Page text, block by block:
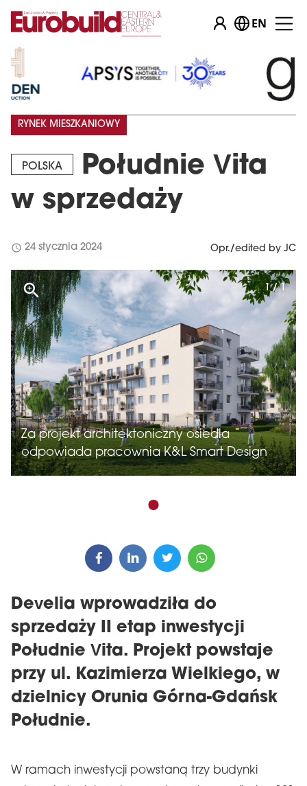
EN
POLSKA
Południe Vita
w sprzedaży
RYNEK MIESZKANIOWY
schedule 24 stycznia 2024 Opr./edited by JC
Za projekt architektoniczny osiedla
odpowiada pracownia K&L Smart Design
1 / 1
Develia wprowadziła do
sprzedaży II etap inwestycji
Południe Vita. Projekt powstaje
przy ul. Kazimierza Wielkiego, w
dzielnicy Orunia Górna-Gdańsk
Południe.
W ramach inwestycji powstaną trzy budynki